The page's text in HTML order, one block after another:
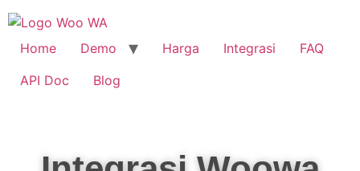
Home Demo Harga Integrasi
FAQ
API Doc
Blog